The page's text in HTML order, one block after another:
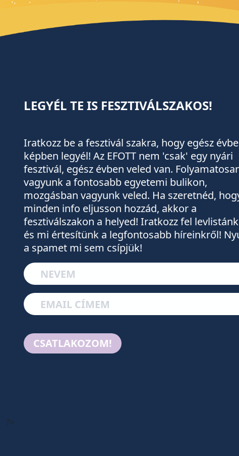
LEGYÉL TE IS FESZTIVÁLSZAKOS!
Iratkozz be a fesztivál szakra, hogy egész
képben legyél! Az EFOTT nem 'csak' egy nyári
fesztivál, egész évben veled van.
vagyunk a fontosabb egyetemi bulikon,
mozgásban vagyunk veled. Ha szeretnéd,
minden info eljusson hozzád, akkor a
fesztiválszakon a helyed! Iratkozz fel
és mi értesítünk a legfontosabb híreinkről!
a spamet mi sem csípjük!
CSATLAKOZOM!
?>